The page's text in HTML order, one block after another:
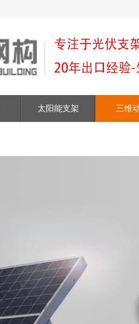
太阳能支架 三维